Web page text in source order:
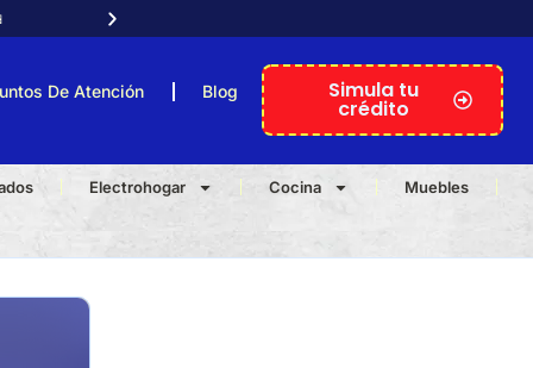
De Atención Blog Simula tu
crédito
Electrohogar Cocina Muebles